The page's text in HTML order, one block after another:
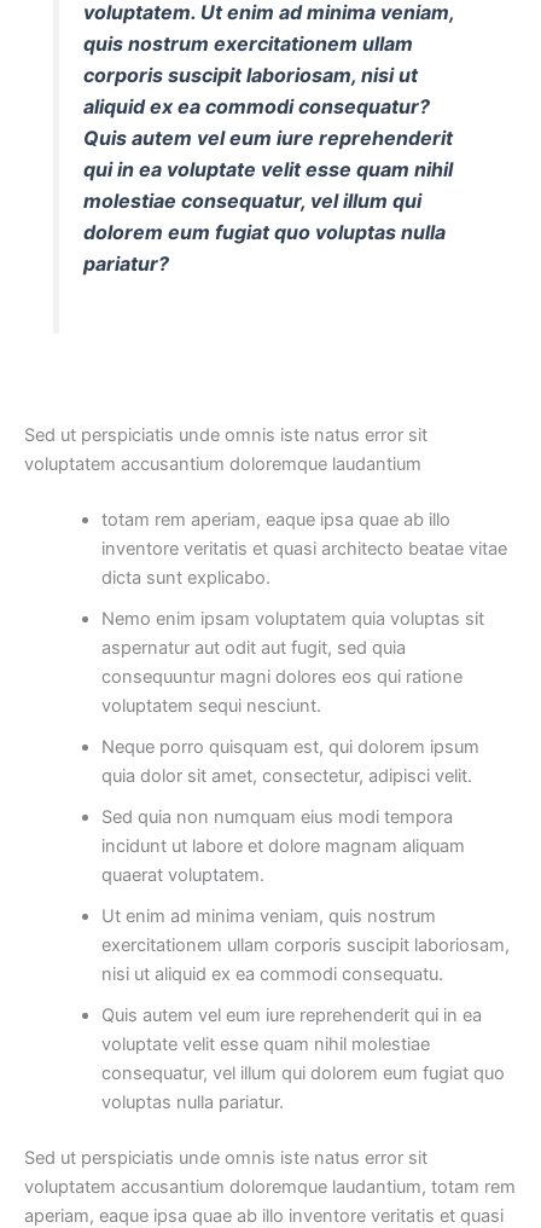
voluptatem. Ut enim ad minima veniam,
quis nostrum exercitationem ullam
corporis suscipit laboriosam, nisi ut
aliquid ex ea commodi consequatur?
Quis autem vel eum iure reprehenderit
qui in ea voluptate velit esse quam nihil
molestiae consequatur, vel illum qui
dolorem eum fugiat quo voluptas nulla
pariatur?
Sed ut perspiciatis unde omnis iste natus error sit
voluptatem accusantium doloremque laudantium
totam rem aperiam, eaque ipsa quae ab illo
inventore veritatis et quasi architecto beatae vitae
dicta sunt explicabo.
Nemo enim ipsam voluptatem quia voluptas sit
aspernatur aut odit aut fugit, sed quia
consequuntur magni dolores eos qui ratione
voluptatem sequi nesciunt.
Neque porro quisquam est, qui dolorem ipsum
quia dolor sit amet, consectetur, adipisci velit.
Sed quia non numquam eius modi tempora
incidunt ut labore et dolore magnam aliquam
quaerat voluptatem.
Ut enim ad minima veniam, quis nostrum
exercitationem ullam corporis suscipit laboriosam,
nisi ut aliquid ex ea commodi consequatu.
Quis autem vel eum iure reprehenderit qui in ea
voluptate velit esse quam nihil molestiae
consequatur, vel illum qui dolorem eum fugiat quo
voluptas nulla pariatur.
Sed ut perspiciatis unde omnis iste natus error sit
voluptatem accusantium doloremque laudantium, totam rem
aperiam, eaque ipsa quae ab illo inventore veritatis et quasi